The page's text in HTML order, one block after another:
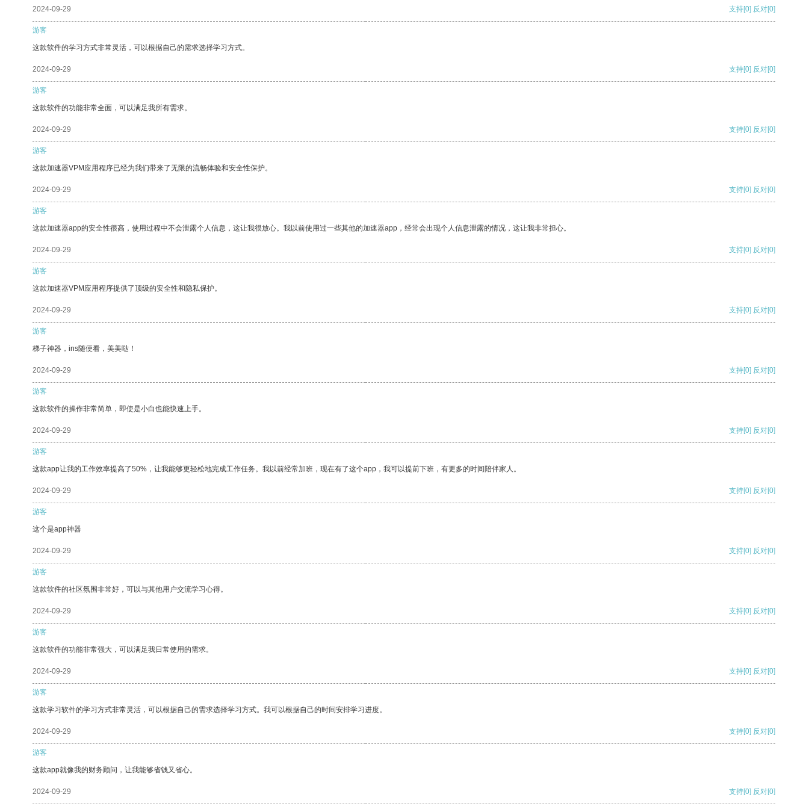
2024-09-29 支持[0] 反对[0]
游客
这款软件的学习方式非常灵活，可以根据自己的需求选择学习方式。
2024-09-29 支持[0] 反对[0]
游客
这款软件的功能非常全面，可以满足我所有需求。
2024-09-29 支持[0] 反对[0]
游客
这款加速器VPM应用程序已经为我们带来了无限的流畅体验和安全性保护。
2024-09-29 支持[0] 反对[0]
游客
这款加速器app的安全性很高，使用过程中不会泄露个人信息，这让我很放心。我以前使用过一些其他的加速器app，经常会出现个人信息泄露的情况，这让我非常担心。
2024-09-29 支持[0] 反对[0]
游客
这款加速器VPM应用程序提供了顶级的安全性和隐私保护。
2024-09-29 支持[0] 反对[0]
游客
梯子神器，ins随便看，美美哒！
2024-09-29 支持[0] 反对[0]
游客
这款软件的操作非常简单，即使是小白也能快速上手。
2024-09-29 支持[0] 反对[0]
游客
这款app让我的工作效率提高了50%，让我能够更轻松地完成工作任务。我以前经常加班，现在有了这个app，我可以提前下班，有更多的时间陪伴家人。
2024-09-29 支持[0] 反对[0]
游客
这个是app神器
2024-09-29 支持[0] 反对[0]
游客
这款软件的社区氛围非常好，可以与其他用户交流学习心得。
2024-09-29 支持[0] 反对[0]
游客
这款软件的功能非常强大，可以满足我日常使用的需求。
2024-09-29 支持[0] 反对[0]
游客
这款学习软件的学习方式非常灵活，可以根据自己的需求选择学习方式。我可以根据自己的时间安排学习进度。
2024-09-29 支持[0] 反对[0]
游客
这款app就像我的财务顾问，让我能够省钱又省心。
2024-09-29 支持[0] 反对[0]